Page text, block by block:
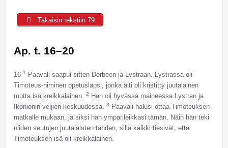
Takaisin tekstiin 79
Ap. t. 16–20
16 1
Paavali saapui sitten Derbeen ja Lystraan. Lystrassa oli
Timoteus-niminen opetuslapsi, jonka äiti oli kristitty juutalainen
mutta isä kreikkalainen. 2
Hän oli hyvässä maineessa Lystran ja
Ikonionin veljien keskuudessa. 3
Paavali halusi ottaa Timoteuksen
matkalle mukaan, ja siksi hän ympärileikkasi tämän. Näin hän teki
niiden seutujen juutalaisten tähden, sillä kaikki tiesivät, että
Timoteuksen isä oli kreikkalainen.